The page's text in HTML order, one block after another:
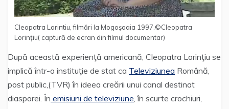
Cleopatra Lorintiu, filmări la Mogoşoaia 1997.©Cleopatra
Lorințiu( captură de ecran din filmul documentar)
După această experienţă americană, Cleopatra Lorinţiu se
implică într-o instituţie de stat ca Televiziunea Română,
post public,(TVR) în ideea creării unui canal destinat
diasporei. În emisiuni de televiziune, în scurte crochiuri,